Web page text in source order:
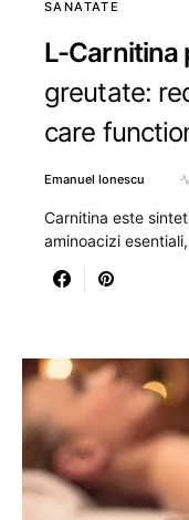
SANATATE
L-Carnitina
greutate:
care
Emanuel Ionescu
Carnitina este
aminoacizi